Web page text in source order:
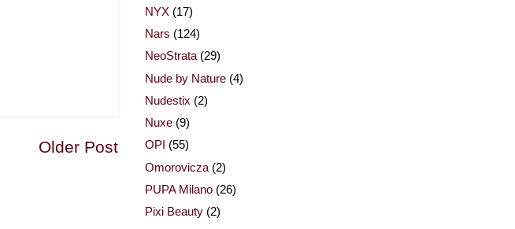
Older Post
NYX (17)
Nars (124)
NeoStrata (29)
Nude by Nature (4)
Nudestix (2)
Nuxe (9)
OPI (55)
Omorovicza (2)
PUPA Milano (26)
Pixi Beauty (2)